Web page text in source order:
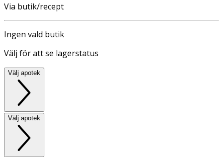
Via butik/recept
Ingen vald butik
Välj för att se lagerstatus
Välj apotek
Välj apotek